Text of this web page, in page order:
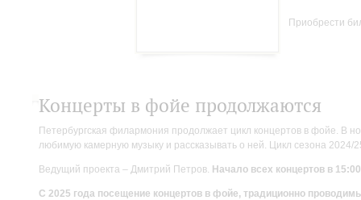
Приобрести
Концерты в фойе продолжаются
Петербургская филармония продолжает цикл концертов в фойе. В
любимую камерную музыку и рассказывать о ней. Цикл сезона
Ведущий проекта – Дмитрий Петров. Начало всех концертов в
С 2025 года посещение концертов в фойе, традиционно